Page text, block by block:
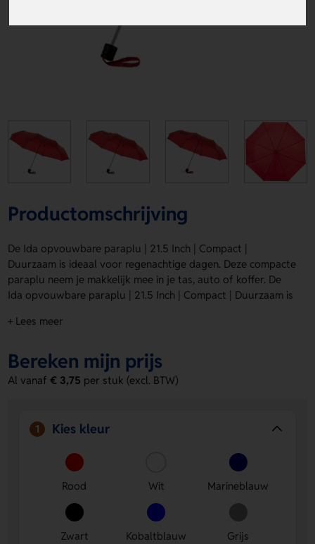
Productomschrijving
De Ida opvouwbare paraplu | 21.5 Inch | Compact |
Duurzaam is ideaal voor regenachtige dagen. Deze compacte
paraplu neem je makkelijk mee in je tas, auto of koffer. De
Ida opvouwbare paraplu | 21.5 Inch | Compact | Duurzaam is
Grijs en Groen. Laat hem bedrukken op Segment 3 of
van een praktisch item een leuk relatiegeschenk. Bestel of
vraag een prijs op.
paraplu | 21.5 Inch | Compact |
Duurzaam
Compact en handig mee te nemen
Dankzij het
opvouwbare formaat past hij makkelijk in je tas of auto.
Bedrukking mogelijk op twee segmentenLaat een
logo, naam of eigen ontwerp plaatsen op Segment 3 of
Segment 1.
Leuk en praktisch relatiegeschenk
Je geeft een
+ Lees meer
Bereken mijn prijs
Al vanaf€ 3,75 per stuk (excl. BTW)
1 Kies kleur
Rood Wit Marineblauw
Zwart Kobaltblauw Grijs